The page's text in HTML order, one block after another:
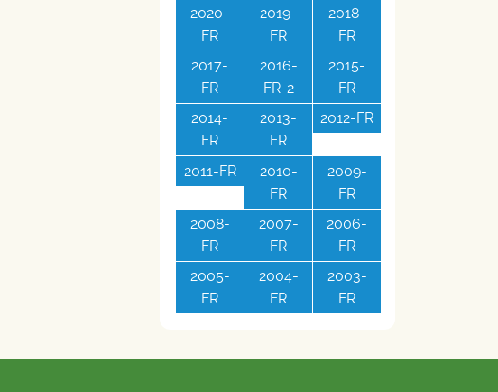
2020-
FR
2019-
FR
2018-
FR
2017-
FR
2016-
FR-2
2015-
FR
2014-
FR
2013-
FR
2012-FR
2011-FR
2010-
FR
2009-
FR
2008-
FR
2007-
FR
2006-
FR
2005-
FR
2004-
FR
2003-
FR